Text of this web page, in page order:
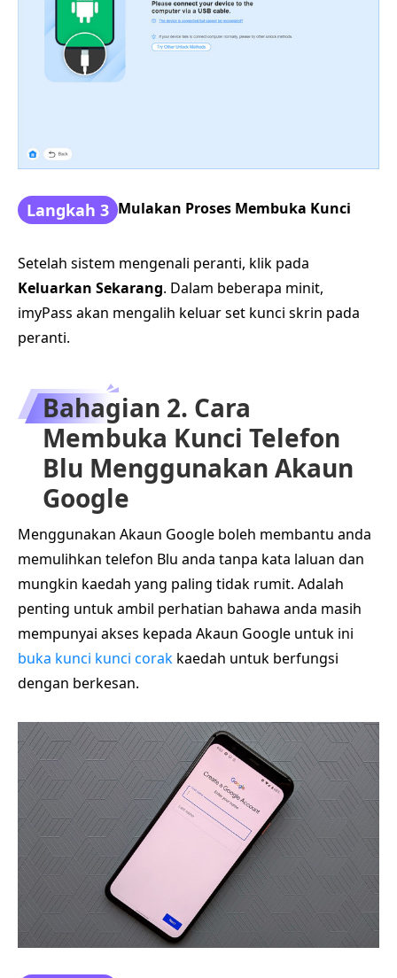
Langkah 3 Mulakan Proses Membuka Kunci
Setelah sistem mengenali peranti, klik pada
Keluarkan Sekarang. Dalam beberapa minit,
imyPass akan mengalih keluar set kunci skrin pada
peranti.
Bahagian 2. Cara
Membuka Kunci Telefon
Blu Menggunakan Akaun
Google
Menggunakan Akaun Google boleh membantu anda
memulihkan telefon Blu anda tanpa kata laluan dan
mungkin kaedah yang paling tidak rumit. Adalah
penting untuk ambil perhatian bahawa anda masih
mempunyai akses kepada Akaun Google untuk ini
buka kunci kunci corak kaedah untuk berfungsi
dengan berkesan.